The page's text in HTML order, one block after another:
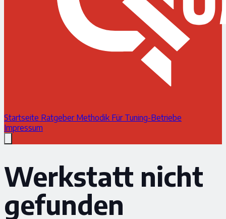
Startseite Ratgeber Methodik Für Tuning-Betriebe
Impressum
Werkstatt nicht
gefunden